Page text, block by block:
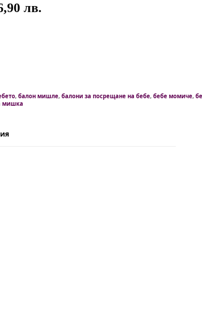
лв.
, балон мишле, балони за посрещане на бебе, бебе момиче,
мишка